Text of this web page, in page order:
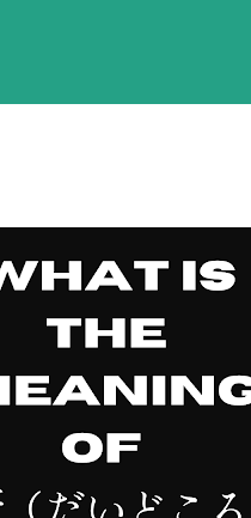
我之前已
明确说明
为我以后
前，我最
商务敬语